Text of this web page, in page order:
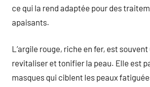
ce qui la rend adaptée pour des
apaisants.
L’argile rouge, riche en fer, est
revitaliser et tonifier la peau. Elle est
masques qui ciblent les peaux